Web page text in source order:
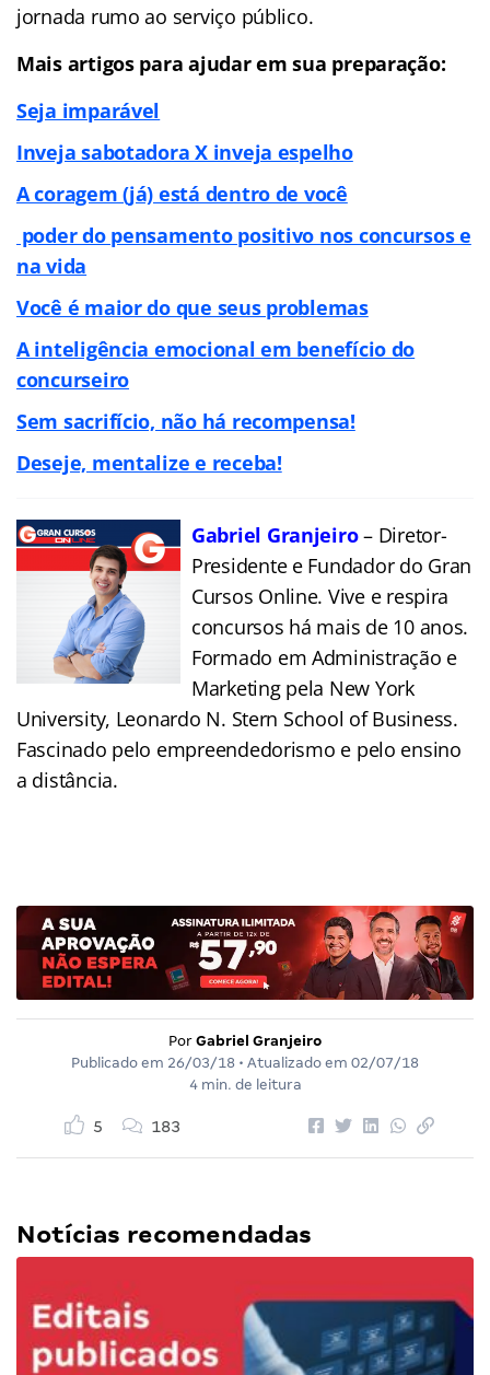
jornada rumo ao serviço público.
Mais artigos para ajudar em sua preparação:
Seja imparável
Inveja sabotadora X inveja espelho
A coragem (já) está dentro de você
poder do pensamento positivo nos concursos e
na vida
Você é maior do que seus problemas
A inteligência emocional em benefício do
concurseiro
Sem sacrifício, não há recompensa!
Deseje, mentalize e receba!
Gabriel Granjeiro– Diretor-
Presidente e Fundador do Gran
Cursos Online. Vive e respira
concursos há mais de 10 anos.
Formado em Administração e
Marketing pela New York
University, Leonardo N. Stern School of Business.
Fascinado pelo empreendedorismo e pelo ensino
a distância.
Por Gabriel Granjeiro
Publicado em 26/03/18 • Atualizado em 02/07/18
4 min. de leitura
5 183
Notícias recomendadas